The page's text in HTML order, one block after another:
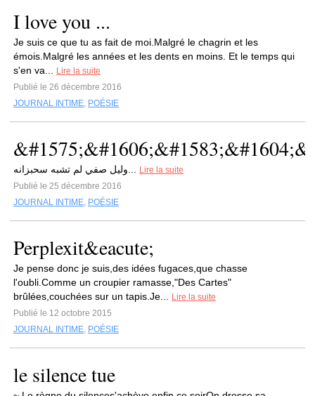
I love you ...
Je suis ce que tu as fait de moi.Malgré le chagrin et les
émois.Malgré les années et les dents en moins. Et le temps qui
s'en va...
Lire la suite
Publié le 26 décembre 2016
JOURNAL INTIME, POÉSIE
Lire la suite
Publié le 25 décembre 2016
JOURNAL INTIME, POÉSIE
Perplexit&eacute;
Je pense donc je suis,des idées fugaces,que chasse
l'oubli.Comme un croupier ramasse,"Des Cartes"
brûlées,couchées sur un tapis.Je...
Lire la suite
Publié le 12 octobre 2015
JOURNAL INTIME, POÉSIE
le silence tue